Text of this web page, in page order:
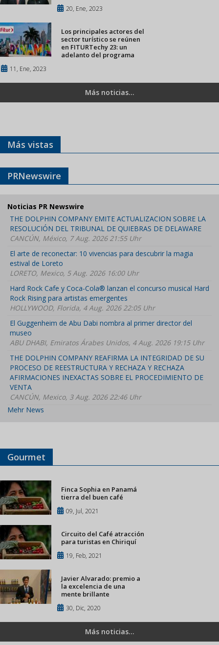
20, Ene, 2023
Los principales actores del
sector turístico se reúnen
en FITURTechy 23: un
adelanto del programa
11, Ene, 2023
Más noticias...
Más vistas
PRNewswire
Noticias PR Newswire
THE DOLPHIN COMPANY EMITE ACTUALIZACION SOBRE LA
RESOLUCIÓN DEL TRIBUNAL DE QUIEBRAS DE DELAWARE
CANCÚN, México, 7 Aug. 2026 21:55 Uhr
El arte de reconectar: 10 vivencias para descubrir la magia
estival de Loreto
LORETO, Mexico, 5 Aug. 2026 16:00 Uhr
Hard Rock Cafe y Coca-Cola® lanzan el concurso musical Hard
Rock Rising para artistas emergentes
HOLLYWOOD, Florida, 4 Aug. 2026 22:05 Uhr
El Guggenheim de Abu Dabi nombra al primer director del
museo
ABU DHABI, Emiratos Árabes Unidos, 4 Aug. 2026 19:15 Uhr
THE DOLPHIN COMPANY REAFIRMA LA INTEGRIDAD DE SU
PROCESO DE REESTRUCTURA Y RECHAZA Y RECHAZA
AFIRMACIONES INEXACTAS SOBRE EL PROCEDIMIENTO DE
VENTA
CANCÚN, Mexico, 3 Aug. 2026 22:46 Uhr
Mehr News
Gourmet
Finca Sophia en Panamá
tierra del buen café
09, Jul, 2021
Circuito del Café atracción
para turistas en Chiriquí
19, Feb, 2021
Javier Alvarado: premio a
la excelencia de una
mente brillante
30, Dic, 2020
Más noticias...